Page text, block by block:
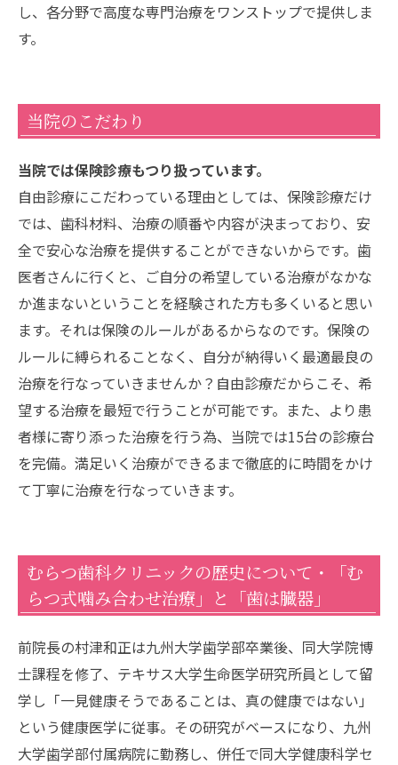
し、各分野で高度な専門治療をワンストップで提供しま
す。
当院のこだわり
当院では保険診療もつり扱っています。
自由診療にこだわっている理由としては、保険診療だけ
では、歯科材料、治療の順番や内容が決まっており、安
全で安心な治療を提供することができないからです。歯
医者さんに行くと、ご自分の希望している治療がなかな
か進まないということを経験された方も多くいると思い
ます。それは保険のルールがあるからなのです。保険の
ルールに縛られることなく、自分が納得いく最適最良の
治療を行なっていきませんか？自由診療だからこそ、希
望する治療を最短で行うことが可能です。また、より患
者様に寄り添った治療を行う為、当院では15台の診療台
を完備。満足いく治療ができるまで徹底的に時間をかけ
て丁寧に治療を行なっていきます。
むらつ歯科クリニックの歴史について・「む
らつ式噛み合わせ治療」と「歯は臓器」
前院長の村津和正は九州大学歯学部卒業後、同大学院博
士課程を修了、テキサス大学生命医学研究所員として留
学し「一見健康そうであることは、真の健康ではない」
という健康医学に従事。その研究がベースになり、九州
大学歯学部付属病院に勤務し、併任で同大学健康科学セ